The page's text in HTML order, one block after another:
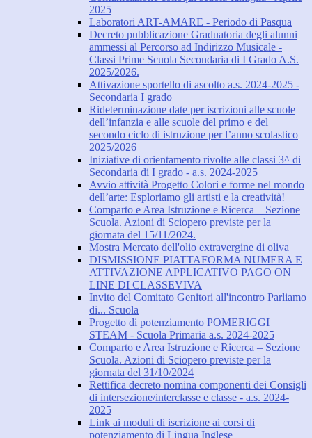
2025
Laboratori ART-AMARE - Periodo di Pasqua
Decreto pubblicazione Graduatoria degli alunni
ammessi al Percorso ad Indirizzo Musicale -
Classi Prime Scuola Secondaria di I Grado A.S.
2025/2026.
Attivazione sportello di ascolto a.s. 2024-2025 -
Secondaria I grado
Rideterminazione date per iscrizioni alle scuole
dell’infanzia e alle scuole del primo e del
secondo ciclo di istruzione per l’anno scolastico
2025/2026
Iniziative di orientamento rivolte alle classi 3^ di
Secondaria di I grado - a.s. 2024-2025
Avvio attività Progetto Colori e forme nel mondo
dell’arte: Esploriamo gli artisti e la creatività!
Comparto e Area Istruzione e Ricerca – Sezione
Scuola. Azioni di Sciopero previste per la
giornata del 15/11/2024.
Mostra Mercato dell'olio extravergine di oliva
DISMISSIONE PIATTAFORMA NUMERA E
ATTIVAZIONE APPLICATIVO PAGO ON
LINE DI CLASSEVIVA
Invito del Comitato Genitori all'incontro Parliamo
di... Scuola
Progetto di potenziamento POMERIGGI
STEAM - Scuola Primaria a.s. 2024-2025
Comparto e Area Istruzione e Ricerca – Sezione
Scuola. Azioni di Sciopero previste per la
giornata del 31/10/2024
Rettifica decreto nomina componenti dei Consigli
di intersezione/interclasse e classe - a.s. 2024-
2025
Link ai moduli di iscrizione ai corsi di
potenziamento di Lingua Inglese